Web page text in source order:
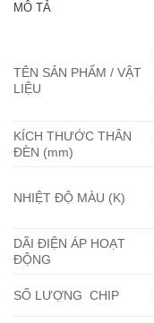
MÔ TẢ
TÊN SẢN PHẨM / VẬT
LIỆU
KÍCH THƯỚC THÂN
ĐÈN (mm)
NHIỆT ĐỘ MÀU (K)
DÃI ĐIỆN ÁP HOẠT
ĐỘNG
SỐ LƯỢNG CHIP